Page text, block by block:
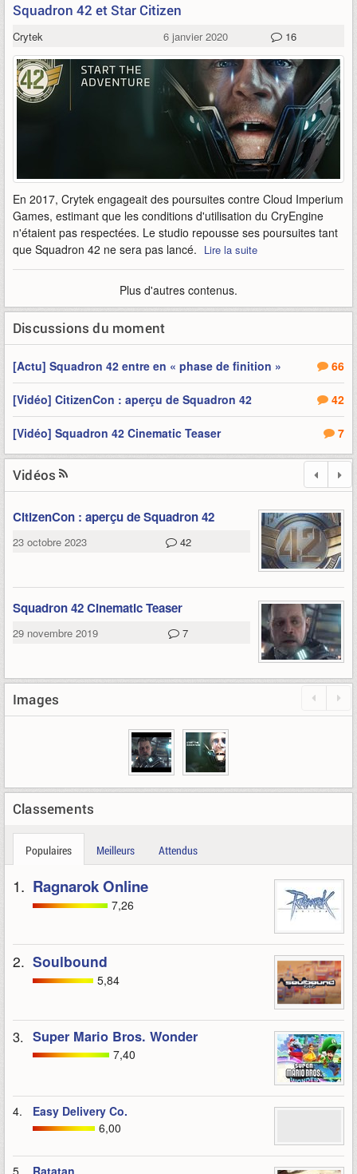
Squadron 42 et Star Citizen
Crytek 6 janvier 2020 16
En 2017, Crytek engageait des poursuites contre Cloud Imperium
Games, estimant que les conditions d'utilisation du CryEngine
n'étaient pas respectées. Le studio repousse ses poursuites tant
que Squadron 42 ne sera pas lancé. Lire la suite
Plus d'autres contenus.
Discussions du moment
66
[Actu] Squadron 42 entre en « phase de finition »
42
[Vidéo] CitizenCon : aperçu de Squadron 42
7
[Vidéo] Squadron 42 Cinematic Teaser
Vidéos
CitizenCon : aperçu de Squadron 42
23 octobre 2023 42
Squadron 42 Cinematic Teaser
29 novembre 2019 7
Images
Classements
Populaires Meilleurs Attendus
1. Ragnarok Online
7,26
2. Soulbound
5,84
3. Super Mario Bros. Wonder
7,40
4.
Easy Delivery Co.
6,00
5. Ratatan